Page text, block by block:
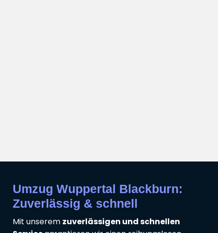
Umzug Wuppertal Blackburn:
Zuverlässig & schnell
Mit unserem zuverlässigen und schnellen